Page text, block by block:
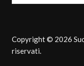
Copyright © 2026
riservati.